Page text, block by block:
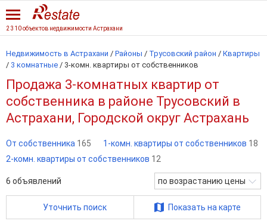
2 310 объектов недвижимости Астрахани
Недвижимость в Астрахани / Районы / Трусовский район / Квартиры
/ 3 комнатные / 3-комн. квартиры от собственников
Продажа 3-комнатных квартир от
собственника в районе Трусовский в
Астрахани, Городской округ Астрахань
От собственника 165 1-комн. квартиры от собственников 18
2-комн. квартиры от собственников 12
6 объявлений по возрастанию цены
Уточнить поиск Показать на карте